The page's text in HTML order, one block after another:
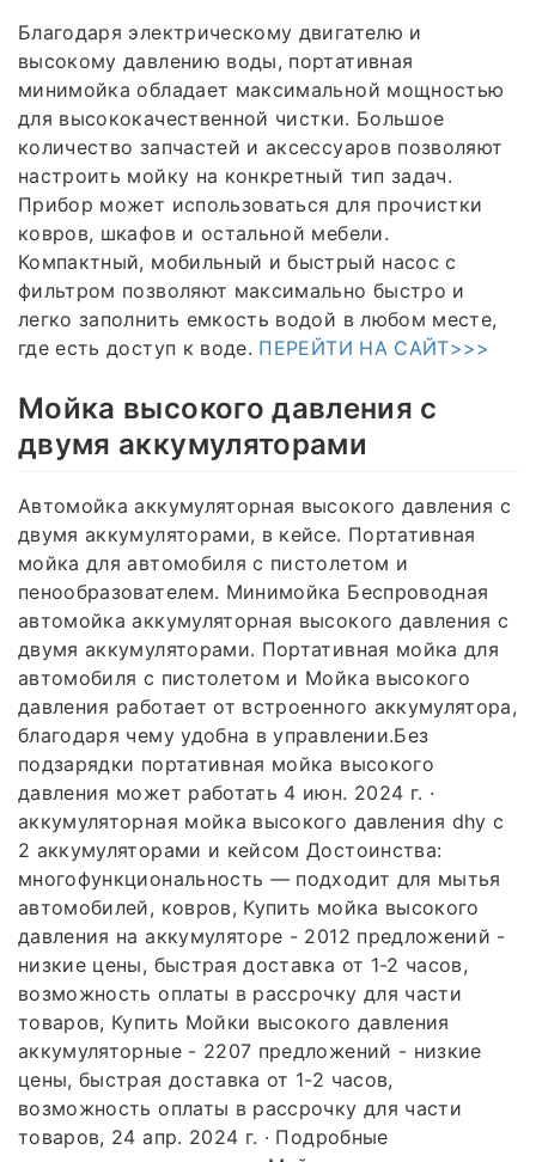
Благодаря электрическому двигателю и
высокому давлению воды, портативная
минимойка обладает максимальной мощностью
для высококачественной чистки. Большое
количество запчастей и аксессуаров позволяют
настроить мойку на конкретный тип задач.
Прибор может использоваться для прочистки
ковров, шкафов и остальной мебели.
Компактный, мобильный и быстрый насос с
фильтром позволяют максимально быстро и
легко заполнить емкость водой в любом месте,
где есть доступ к воде. ПЕРЕЙТИ НА САЙТ>>>
Мойка высокого давления с
двумя аккумуляторами
Автомойка аккумуляторная высокого давления с
двумя аккумуляторами, в кейсе. Портативная
мойка для автомобиля с пистолетом и
пенообразователем. Минимойка Беспроводная
автомойка аккумуляторная высокого давления с
двумя аккумуляторами. Портативная мойка для
автомобиля с пистолетом и Мойка высокого
давления работает от встроенного аккумулятора,
благодаря чему удобна в управлении.Без
подзарядки портативная мойка высокого
давления может работать 4 июн. 2024 г. ·
аккумуляторная мойка высокого давления dhy с
2 аккумуляторами и кейсом Достоинства:
многофункциональность — подходит для мытья
автомобилей, ковров, Купить мойка высокого
давления на аккумуляторе - 2012 предложений -
низкие цены, быстрая доставка от 1-2 часов,
возможность оплаты в рассрочку для части
товаров, Купить Мойки высокого давления
аккумуляторные - 2207 предложений - низкие
цены, быстрая доставка от 1-2 часов,
возможность оплаты в рассрочку для части
товаров, 24 апр. 2024 г. · Подробные